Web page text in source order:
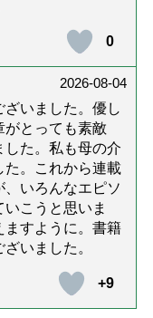
0
2026-08-04
いました。優し
がとっても素敵
した。私も母の介
た。これから連載
いろんなエピソ
こうと思いま
ますように。書籍
いました。
+9